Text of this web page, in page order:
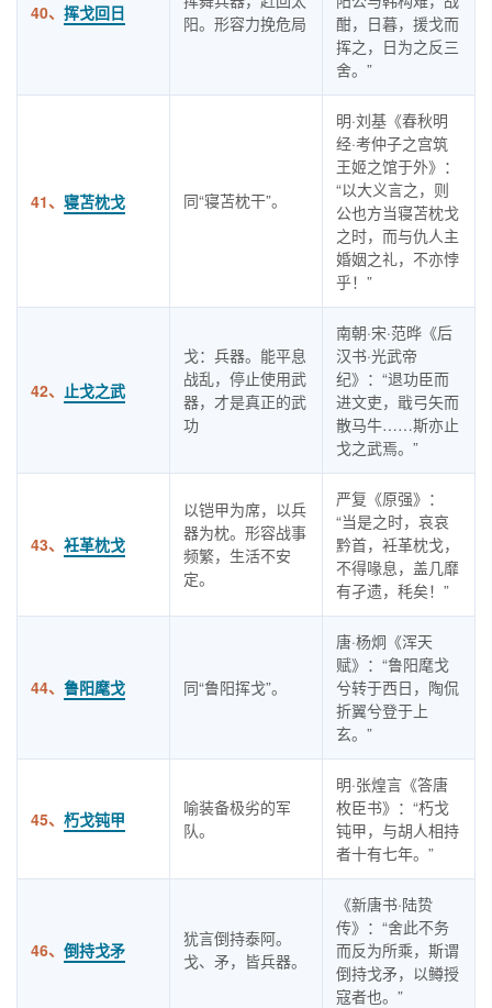
40、 挥戈回日
阳。形容力挽危局
酣，日暮，援戈而
挥之，日为之反三
舍。”
41、 寝苫枕戈 同“寝苫枕干”。
明·刘基《春秋明
经·考仲子之宫筑
王姬之馆于外》：
“以大义言之，则
公也方当寝苫枕戈
之时，而与仇人主
婚姻之礼，不亦悖
乎！”
42、 止戈之武
戈：兵器。能平息
战乱，停止使用武
器，才是真正的武
功
南朝·宋·范晔《后
汉书·光武帝
纪》：“退功臣而
进文吏，戢弓矢而
散马牛……斯亦止
戈之武焉。”
43、 衽革枕戈
以铠甲为席，以兵
器为枕。形容战事
频繁，生活不安
定。
严复《原强》：
“当是之时，哀哀
黔首，衽革枕戈，
不得喙息，盖几靡
有孑遗，秏矣！”
44、 鲁阳麾戈 同“鲁阳挥戈”。
唐·杨炯《浑天
赋》：“鲁阳麾戈
兮转于西日，陶侃
折翼兮登于上
玄。”
45、 朽戈钝甲
喻装备极劣的军
队。
明·张煌言《答唐
枚臣书》：“朽戈
钝甲，与胡人相持
者十有七年。”
46、 倒持戈矛
犹言倒持泰阿。
戈、矛，皆兵器。
《新唐书·陆贽
传》：“舍此不务
而反为所乘，斯谓
倒持戈矛，以鳟授
寇者也。”